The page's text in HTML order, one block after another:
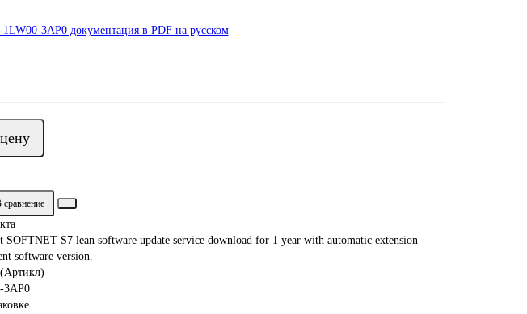
3AP0 документация в PDF на русском
сравнение
SOFTNET S7 lean software update service download for 1 year with automatic extension
software version.
3AP0